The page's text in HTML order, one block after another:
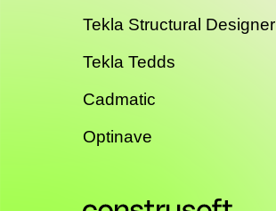
Tekla Structural Designer
Tekla Tedds
Cadmatic
Optinave